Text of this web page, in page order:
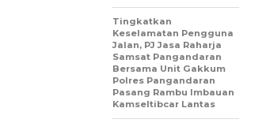
Tingkatkan
Keselamatan Pengguna
Jalan, PJ Jasa Raharja
Samsat Pangandaran
Bersama Unit Gakkum
Polres Pangandaran
Pasang Rambu Imbauan
Kamseltibcar Lantas